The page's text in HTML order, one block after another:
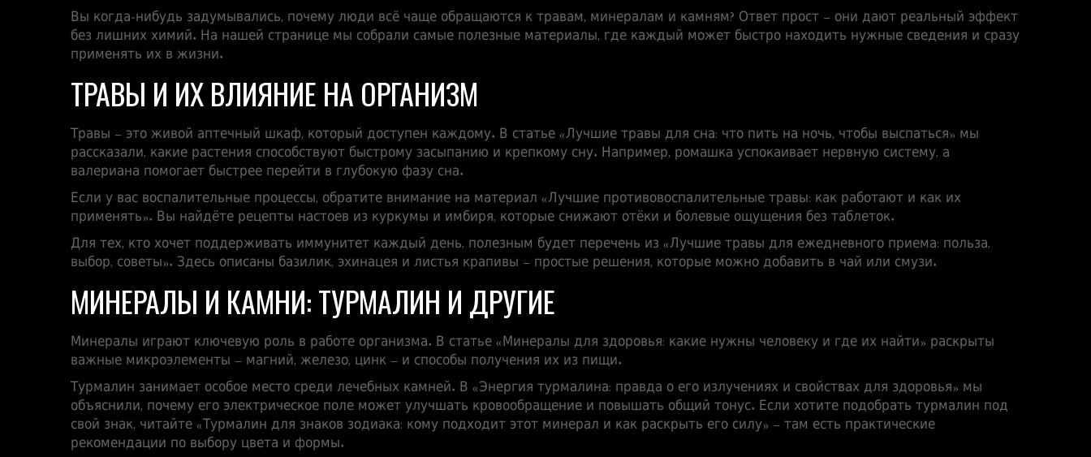
Вы когда‑нибудь задумывались, почему люди всё чаще обращаются к травам, минералам и камням? Ответ прост – они дают реальный эффект
без лишних химий. На нашей странице мы собрали самые полезные материалы, где каждый может быстро находить нужные сведения и сразу
применять их в жизни.
ТРАВЫ И ИХ ВЛИЯНИЕ НА ОРГАНИЗМ
Травы – это живой аптечный шкаф, который доступен каждому. В статье «Лучшие травы для сна: что пить на ночь, чтобы выспаться» мы
рассказали, какие растения способствуют быстрому засыпанию и крепкому сну. Например, ромашка успокаивает нервную систему, а
валериана помогает быстрее перейти в глубокую фазу сна.
Если у вас воспалительные процессы, обратите внимание на материал «Лучшие противовоспалительные травы: как работают и как их
применять». Вы найдёте рецепты настоев из куркумы и имбиря, которые снижают отёки и болевые ощущения без таблеток.
Для тех, кто хочет поддерживать иммунитет каждый день, полезным будет перечень из «Лучшие травы для ежедневного приема: польза,
выбор, советы». Здесь описаны базилик, эхинацея и листья крапивы – простые решения, которые можно добавить в чай или смузи.
МИНЕРАЛЫ И КАМНИ: ТУРМАЛИН И ДРУГИЕ
Минералы играют ключевую роль в работе организма. В статье «Минералы для здоровья: какие нужны человеку и где их найти» раскрыты
важные микроэлементы – магний, железо, цинк – и способы получения их из пищи.
Турмалин занимает особое место среди лечебных камней. В «Энергия турмалина: правда о его излучениях и свойствах для здоровья» мы
объяснили, почему его электрическое поле может улучшать кровообращение и повышать общий тонус. Если хотите подобрать турмалин под
свой знак, читайте «Турмалин для знаков зодиака: кому подходит этот минерал и как раскрыть его силу» – там есть практические
рекомендации по выбору цвета и формы.